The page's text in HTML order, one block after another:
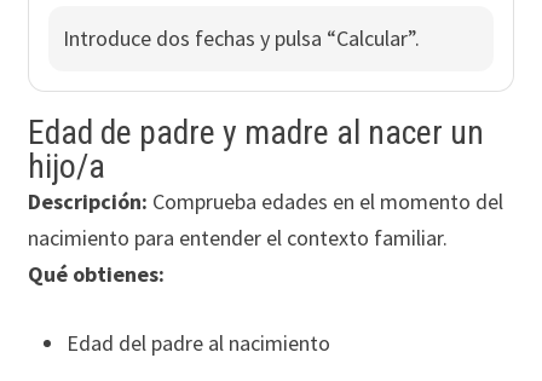
Introduce dos fechas y pulsa “Calcular”.
Edad de padre y madre al nacer un
hijo/a
Descripción: Comprueba edades en el momento del
nacimiento para entender el contexto familiar.
Qué obtienes:
Edad del padre al nacimiento